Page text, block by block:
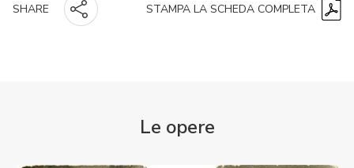
SHARE STAMPA LA SCHEDA COMPLETA
Le opere